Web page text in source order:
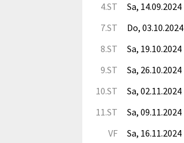
4.ST
Sa, 14.09.2024
7.ST
Do, 03.10.2024
8.ST
Sa, 19.10.2024
9.ST
Sa, 26.10.2024
10.ST
Sa, 02.11.2024
11.ST
Sa, 09.11.2024
VF
Sa, 16.11.2024